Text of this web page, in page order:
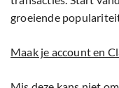
groeiende
Maak je account en